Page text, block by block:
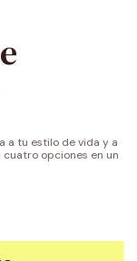
a tu estilo de vida y a
opciones en un